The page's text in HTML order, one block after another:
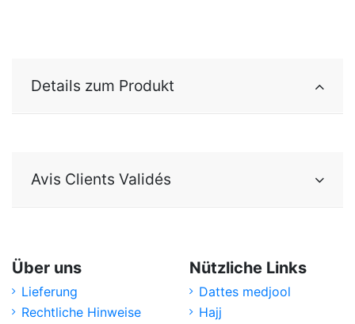
Details zum Produkt
Avis Clients Validés
Über uns
Lieferung
Rechtliche Hinweise
Nützliche Links
Dattes medjool
Hajj